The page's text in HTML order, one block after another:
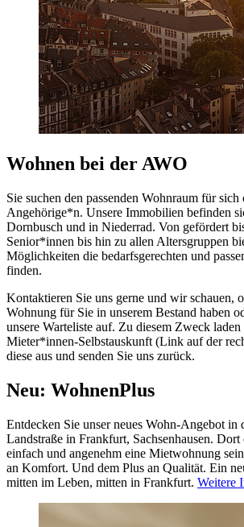
Wohnen bei der AWO
Sie suchen den passenden Wohnraum für sich
Angehörige*n. Unsere Immobilien befinden
Dornbusch und in Niederrad. Von gefördert
Senior*innen bis hin zu allen Altersgruppen
Möglichkeiten die bedarfsgerechten und
finden.
Kontaktieren Sie uns gerne und wir schauen,
Wohnung für Sie in unserem Bestand haben
unsere Warteliste auf. Zu diesem Zweck
Mieter*innen-Selbstauskunft (Link auf der
diese aus und senden Sie uns zurück.
Neu: WohnenPlus
Entdecken Sie unser neues Wohn-Angebot in
Landstraße in Frankfurt, Sachsenhausen.
einfach und angenehm eine Mietwohnung
an Komfort. Und dem Plus an Qualität. Ein
mitten im Leben, mitten in Frankfurt. Weitere